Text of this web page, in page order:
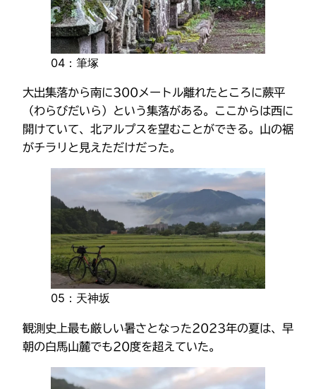
04：筆塚
大出集落から南に300メートル離れたところに蕨平
（わらびだいら）という集落がある。ここからは西に
開けていて、北アルプスを望むことができる。山の裾
がチラリと見えただけだった。
05：天神坂
観測史上最も厳しい暑さとなった2023年の夏は、早
朝の白馬山麓でも20度を超えていた。